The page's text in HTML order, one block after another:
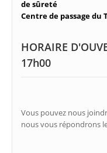
de sûreté
Centre de passage du
HORAIRE
17h00
Vous pouvez nous
nous vous répondrons